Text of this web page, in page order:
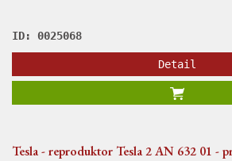
ID: 0025068
Detail
Tesla - reproduktor Tesla 2 AN 632 01 -